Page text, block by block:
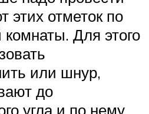
этих отметок по
Для этого
или шнур,
до
угла и по нему